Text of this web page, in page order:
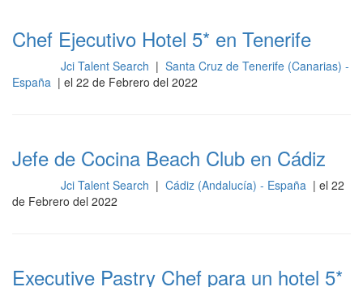
Chef Ejecutivo Hotel 5* en Tenerife
Jci Talent Search | Santa Cruz de Tenerife (Canarias) -
España | el 22 de Febrero del 2022
Jefe de Cocina Beach Club en Cádiz
Jci Talent Search | Cádiz (Andalucía) - España | el 22
de Febrero del 2022
Executive Pastry Chef para un hotel 5*